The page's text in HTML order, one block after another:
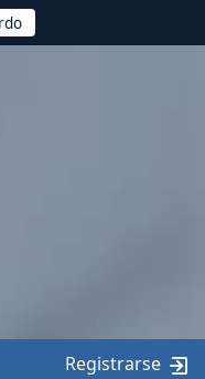
Registrarse